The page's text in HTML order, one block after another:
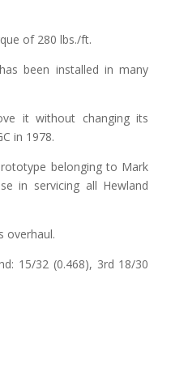
of 280 lbs./ft.
been installed in many
it without changing its
in 1978.
belonging to Mark
in servicing all Hewland
overhaul.
15/32 (0.468), 3rd 18/30